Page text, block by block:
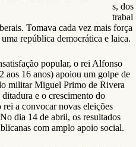
s, dos
trabal
Tomava cada vez mais força
república democrática e laica.
popular, o rei Alfonso
aos 16 anos) apoiou um golpe de
militar Miguel Primo de Rivera
e o crescimento do
a convocar novas eleições
dia 14 de abril, os resultados
com amplo apoio social.